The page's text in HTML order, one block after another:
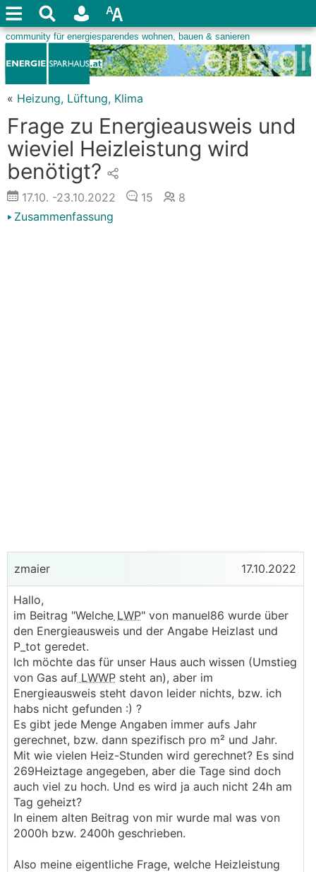
« Heizung, Lüftung, Klima
Frage zu Energieausweis und
wieviel Heizleistung wird
benötigt?
17.10. -23.10.2022 15
8
Zusammenfassung
zmaier 17.10.2022
Hallo,
im Beitrag "Welche LWP" von manuel86 wurde über
den Energieausweis und der Angabe Heizlast und
P_tot geredet.
Ich möchte das für unser Haus auch wissen (Umstieg
von Gas auf LWWP steht an), aber im
Energieausweis steht davon leider nichts, bzw. ich
habs nicht gefunden :) ?
Es gibt jede Menge Angaben immer aufs Jahr
gerechnet, bzw. dann spezifisch pro m² und Jahr.
Mit wie vielen Heiz-Stunden wird gerechnet? Es sind
269Heiztage angegeben, aber die Tage sind doch
auch viel zu hoch. Und es wird ja auch nicht 24h am
Tag geheizt?
In einem alten Beitrag von mir wurde mal was von
2000h bzw. 2400h geschrieben.
Also meine eigentliche Frage, welche Heizleistung